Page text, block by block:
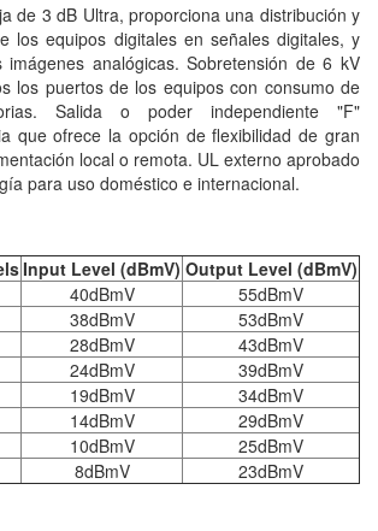
de 3 dB Ultra, proporciona una distribución y
los equipos digitales en señales digitales, y
imágenes analógicas. Sobretensión de 6 kV
los puertos de los equipos con consumo de
Salida o poder independiente "F"
que ofrece la opción de flexibilidad de gran
local o remota. UL externo aprobado
para uso doméstico e internacional.
Input Level (dBmV) Output Level (dBmV)
40dBmV
55dBmV
38dBmV
53dBmV
28dBmV
43dBmV
24dBmV
39dBmV
19dBmV
34dBmV
14dBmV
29dBmV
10dBmV
25dBmV
8dBmV 23dBmV